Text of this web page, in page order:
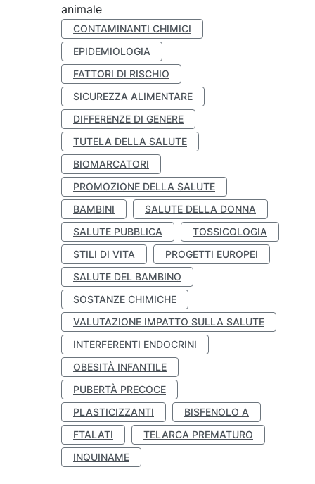
animale
CONTAMINANTI CHIMICI
EPIDEMIOLOGIA
FATTORI DI RISCHIO
SICUREZZA ALIMENTARE
DIFFERENZE DI GENERE
TUTELA DELLA SALUTE
BIOMARCATORI
PROMOZIONE DELLA SALUTE
BAMBINI
SALUTE DELLA DONNA
SALUTE PUBBLICA
TOSSICOLOGIA
STILI DI VITA
PROGETTI EUROPEI
SALUTE DEL BAMBINO
SOSTANZE CHIMICHE
VALUTAZIONE IMPATTO SULLA SALUTE
INTERFERENTI ENDOCRINI
OBESITÀ INFANTILE
PUBERTÀ PRECOCE
PLASTICIZZANTI
BISFENOLO A
FTALATI
TELARCA PREMATURO
INQUINAME